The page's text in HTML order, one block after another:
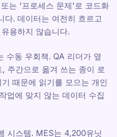
는 '프로세스 문제'로 코드화
다. 데이터는 여전히 흐르고
용하지 않습니다.
수동 우회책. QA 리더가 옆
주간으로 옮겨 쓰는 종이 로
때문에 읽기를 모으는 개인
업에 맞지 않는 데이터 수집
시스템. MES는 4,200유닛